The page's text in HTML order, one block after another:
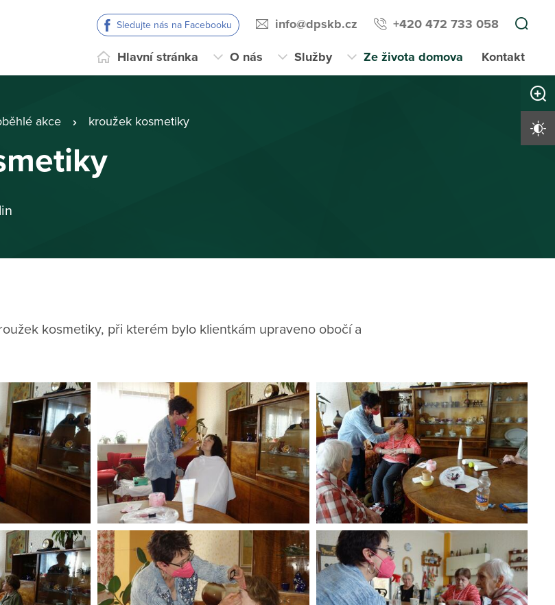
Sledujte nás na Facebooku info@dpskb.cz +420 472 733 058
Hlavní stránka O nás Služby Ze života domova Kontakt
akce kroužek kosmetiky
kosmetiky, při kterém bylo klientkám upraveno obočí a